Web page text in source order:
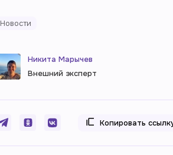
Новости
Никита Марычев
Внешний эксперт
Копировать